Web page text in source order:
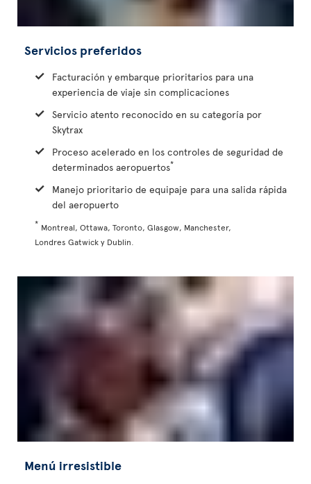
Servicios preferidos
Facturación y embarque prioritarios para una
experiencia de viaje sin complicaciones
Servicio atento reconocido en su categoría por
Skytrax
Proceso acelerado en los controles de seguridad de
determinados aeropuertos*
Manejo prioritario de equipaje para una salida rápida
del aeropuerto
* Montreal, Ottawa, Toronto, Glasgow, Manchester,
Londres Gatwick y Dublin.
Menú irresistible